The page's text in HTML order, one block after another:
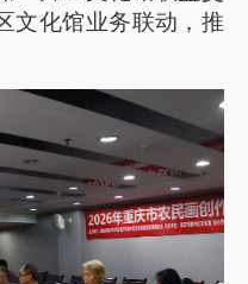
文化馆业务联动，推